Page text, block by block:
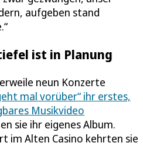
aufgeben stand
ist in Planung
neun Konzerte
mal vorüber“ ihr erstes,
Musikvideo
sie ihr eigenes Album.
im Alten Casino kehrten sie